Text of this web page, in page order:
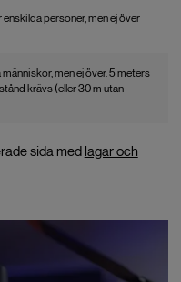
enskilda personer, men ej över
men ej över. 5 meters
krävs (eller 30 m utan
sida med lagar och